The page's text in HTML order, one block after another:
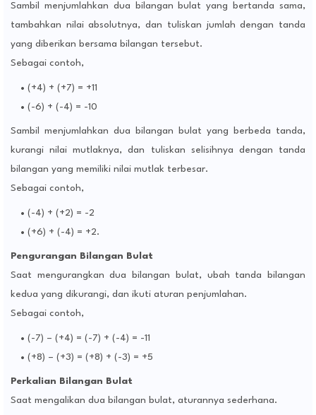
Sambil menjumlahkan dua bilangan bulat yang bertanda sama,
tambahkan nilai absolutnya, dan tuliskan jumlah dengan tanda
yang diberikan bersama bilangan tersebut.
Sebagai contoh,
(+4) + (+7) = +11
(-6) + (-4) = -10
Sambil menjumlahkan dua bilangan bulat yang berbeda tanda,
kurangi nilai mutlaknya, dan tuliskan selisihnya dengan tanda
bilangan yang memiliki nilai mutlak terbesar.
Sebagai contoh,
(-4) + (+2) = -2
(+6) + (-4) = +2.
Pengurangan Bilangan Bulat
Saat mengurangkan dua bilangan bulat, ubah tanda bilangan
kedua yang dikurangi, dan ikuti aturan penjumlahan.
Sebagai contoh,
(-7) – (+4) = (-7) + (-4) = -11
(+8) – (+3) = (+8) + (-3) = +5
Perkalian Bilangan Bulat
Saat mengalikan dua bilangan bulat, aturannya sederhana.